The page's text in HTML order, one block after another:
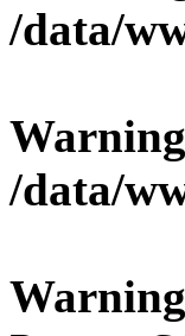
/data/
Warning
/data/
Warning